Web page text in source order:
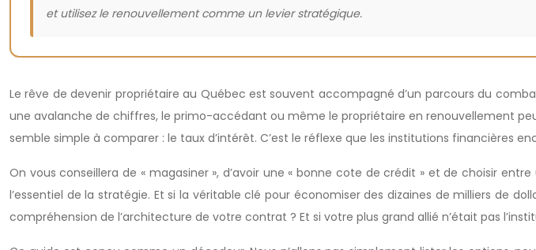
et utilisez le renouvellement comme un levier stratégique.
Le rêve de devenir propriétaire au Québec est souvent accompagné d’un parcours du
une avalanche de chiffres, le primo-accédant ou même le propriétaire en renouvellement
semble simple à comparer : le taux d’intérêt. C’est le réflexe que les institutions financières
On vous conseillera de « magasiner », d’avoir une « bonne cote de crédit » et de choisir
l’essentiel de la stratégie. Et si la véritable clé pour économiser des dizaines de milliers de
compréhension de l’architecture de votre contrat ? Et si votre plus grand allié n’était pas